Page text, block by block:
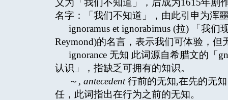
义为「我们不知道」，后成为1615年剧
名字：「我们不知道」，由此引申为浑
ignoramus et ignorabimus (拉) 「我
Reymond)的名言，表示我们可体验，
ignorance 无知 此词源自希腊文的「
认识」，指缺乏可拥有的知识。
～ , antecedent行前的无知,在先的无
任，此词指出在行为之前的无知。